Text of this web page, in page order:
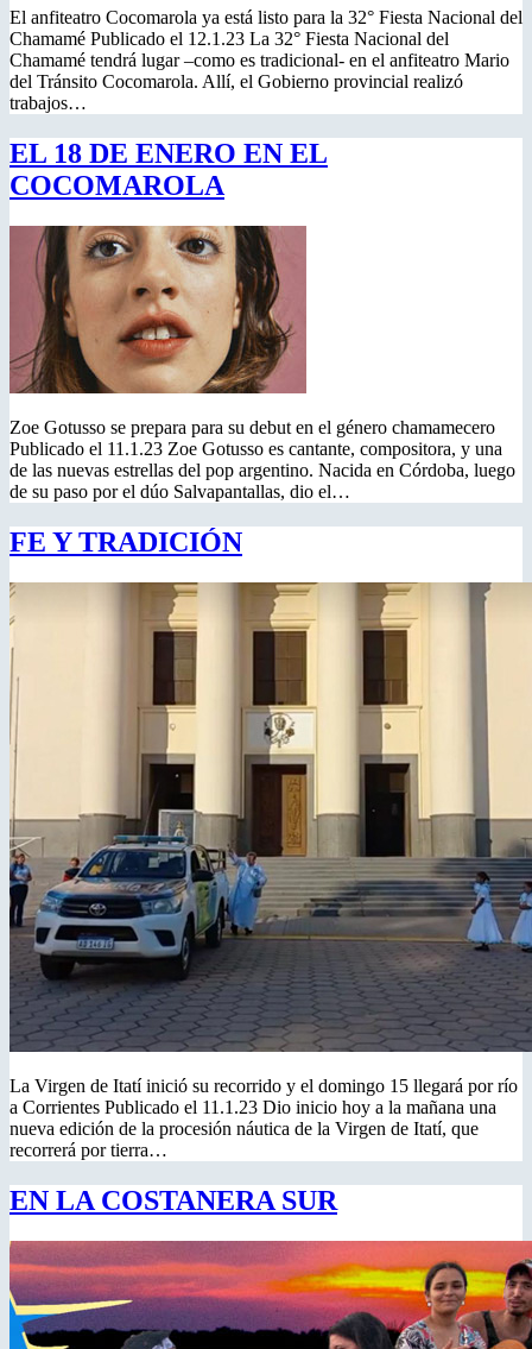
El anfiteatro Cocomarola ya está listo para la 32° Fiesta Nacional del
Chamamé Publicado el 12.1.23 La 32° Fiesta Nacional del
Chamamé tendrá lugar –como es tradicional- en el anfiteatro Mario
del Tránsito Cocomarola. Allí, el Gobierno provincial realizó
trabajos…
EL 18 DE ENERO EN EL
COCOMAROLA
Zoe Gotusso se prepara para su debut en el género chamamecero
Publicado el 11.1.23 Zoe Gotusso es cantante, compositora, y una
de las nuevas estrellas del pop argentino. Nacida en Córdoba, luego
de su paso por el dúo Salvapantallas, dio el…
FE Y TRADICIÓN
La Virgen de Itatí inició su recorrido y el domingo 15 llegará por río
a Corrientes Publicado el 11.1.23 Dio inicio hoy a la mañana una
nueva edición de la procesión náutica de la Virgen de Itatí, que
recorrerá por tierra…
EN LA COSTANERA SUR